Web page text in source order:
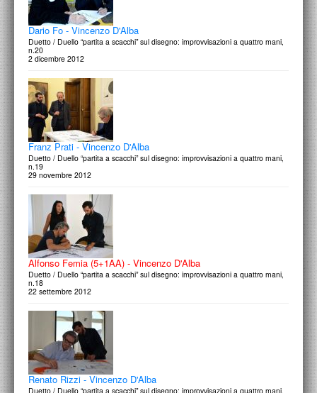
Dario Fo - Vincenzo D'Alba
Duetto / Duello “partita a scacchi” sul disegno: improvvisazioni a quattro mani,
n.20
2 dicembre 2012
Franz Prati - Vincenzo D'Alba
Duetto / Duello “partita a scacchi” sul disegno: improvvisazioni a quattro mani,
n.19
29 novembre 2012
Alfonso Femia (5+1AA) - Vincenzo D'Alba
Duetto / Duello “partita a scacchi” sul disegno: improvvisazioni a quattro mani,
n.18
22 settembre 2012
Renato Rizzi - Vincenzo D'Alba
Duetto / Duello “partita a scacchi” sul disegno: improvvisazioni a quattro mani,